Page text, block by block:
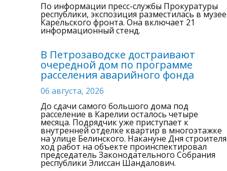
По информации пресс-службы Прокуратуры
республики, экспозиция разместилась в музее
Карельского фронта. Она включает 21
информационный стенд.
В Петрозаводске достраивают
очередной дом по программе
расселения аварийного фонда
06 августа, 2026
До сдачи самого большого дома под
расселение в Карелии осталось четыре
месяца. Подрядчик уже приступает к
внутренней отделке квартир в многоэтажке
на улице Белинского. Накануне Дня строителя
ход работ на объекте проинспектировал
председатель Законодательного Собрания
республики Элиссан Шандалович.